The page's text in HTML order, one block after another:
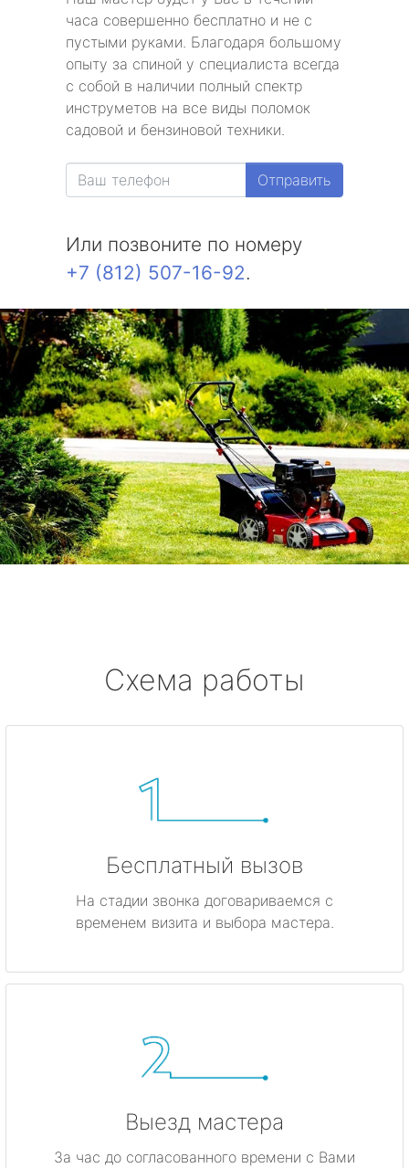
часа совершенно бесплатно и не с
пустыми руками. Благодаря большому
опыту за спиной у специалиста всегда
с собой в наличии полный спектр
инструметов на все виды поломок
садовой и бензиновой техники.
Отправить
Или позвоните по номеру
+7 (812) 507-16-92.
Схема работы
Бесплатный вызов
На стадии звонка договариваемся с
временем визита и выбора мастера.
Выезд мастера
За час до согласованного времени с Вами